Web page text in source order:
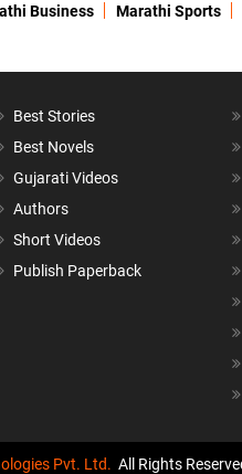
Business Marathi Sports
Best Stories
Best Novels
Gujarati Videos
Authors
Short Videos
Publish Paperback
Pvt. Ltd. All Rights